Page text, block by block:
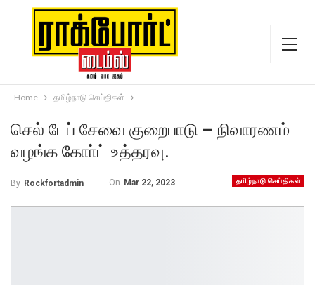
Home தமிழ்நாடு செய்திகள்
செல் டேப் சேவை குறைபாடு – நிவாரணம்
வழங்க கோா்ட் உத்தரவு.
தமிழ்நாடு செய்திகள்
By Rockfortadmin On Mar 22, 2023